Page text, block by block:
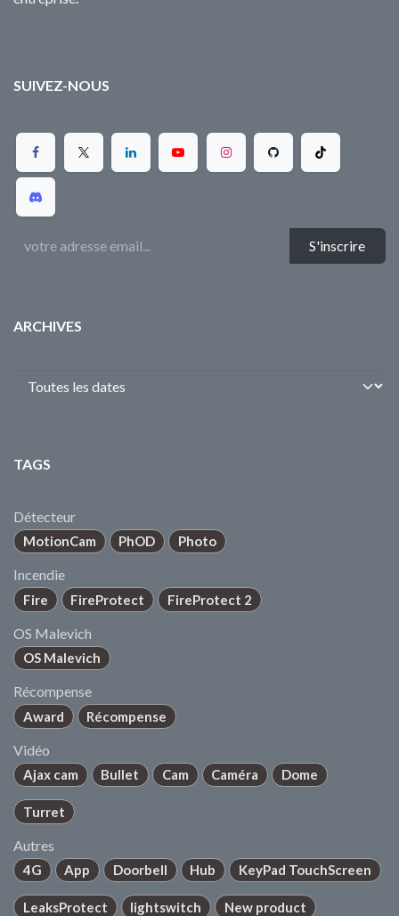
SUIVEZ-NOUS
S'inscrire
ARCHIVES
TAGS
Détecteur
MotionCam PhOD Photo
Incendie
Fire FireProtect FireProtect 2
OS Malevich
OS Malevich
Récompense
Award Récompense
Vidéo
Ajax cam Bullet Cam Caméra Dome
Turret
Autres
4G App Doorbell Hub KeyPad TouchScreen
LeaksProtect lightswitch New product